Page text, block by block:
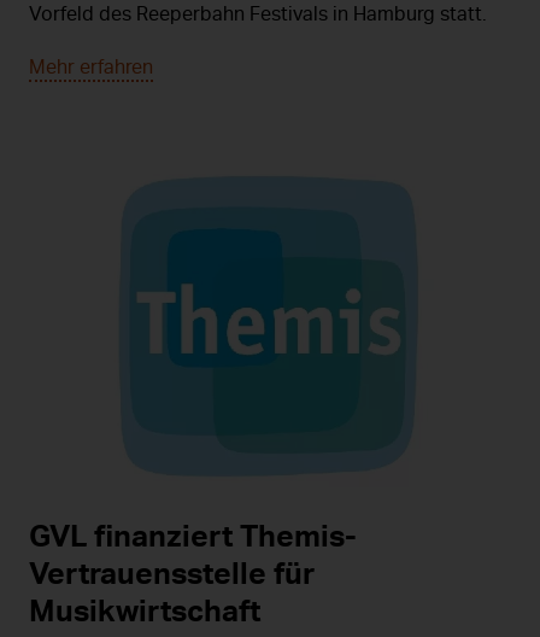
Vorfeld des Reeperbahn Festivals in Hamburg statt.
Mehr erfahren
GVL finanziert Themis-
Vertrauensstelle für
Musikwirtschaft